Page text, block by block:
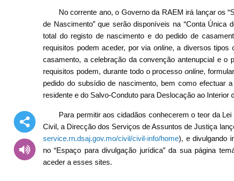
No corrente ano, o Governo da RAEM irá lançar os
de Nascimento” que serão disponíveis na “Conta Única
total do registo de nascimento e do pedido de
requisitos podem aceder, por via online, a diversos tipos
casamento, a celebração da convenção antenupcial e
requisitos podem, durante todo o processoonline,
pedido do subsídio de nascimento, bem como efectuar
residente e do Salvo-Conduto para Deslocação ao
Para permitir aos cidadãos conhecerem o teor da
Civil, a Direcção dos Serviços de Assuntos de Justiça
service.rn.dsaj.gov.mo/civil/civil-info/home), e divulgando
no “Espaço para divulgação jurídica” da sua página
aceder a esses sites.